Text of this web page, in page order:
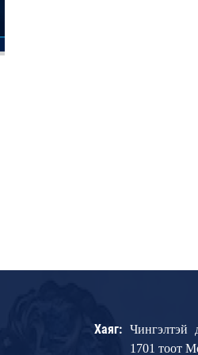
Хаяг:
Чингэлтэй
1701 тоот